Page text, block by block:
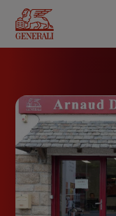
contenu
principal